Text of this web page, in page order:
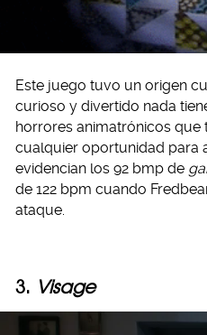
Este juego tuvo un origen
curioso y divertido nada
horrores animatrónicos que
cualquier oportunidad para
evidencian los 92 bmp de
de 122 bpm cuando
ataque.
3. Visage